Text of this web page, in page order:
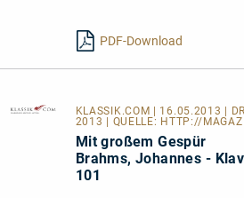
PDF-Download
KLASSIK.COM
| 16.05.2013 |
2013 | QUELLE: HTTP://
Mit großem Gespür
Brahms, Johannes -
101